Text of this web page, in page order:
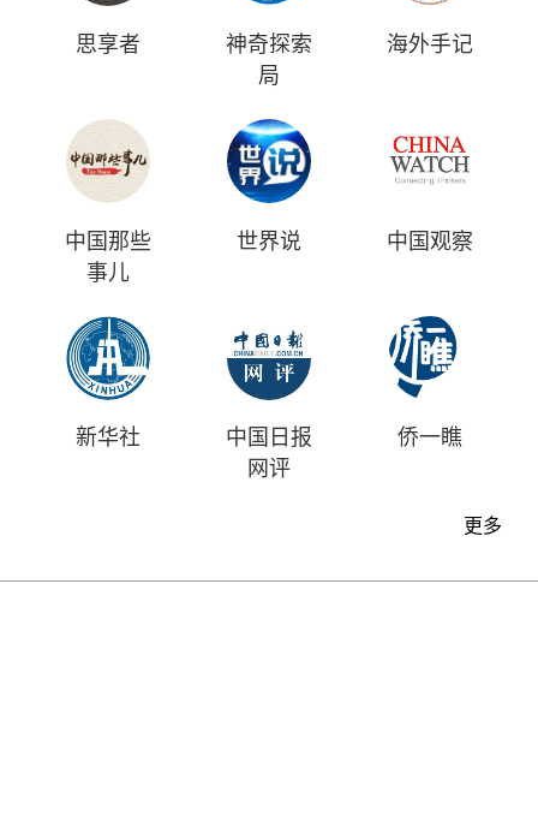
思享者
神奇探索
局
海外手记
中国那些
事儿
世界说 中国观察
新华社
中国日报
网评
侨一瞧
更多